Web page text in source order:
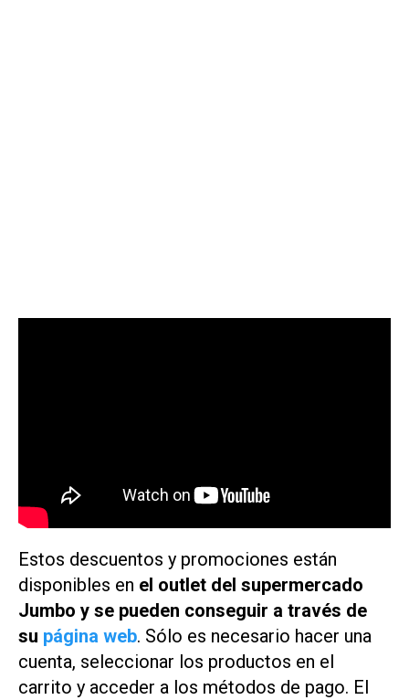
Estos descuentos y promociones están
disponibles en el outlet del supermercado
Jumbo y se pueden conseguir a través de
su página web. Sólo es necesario hacer una
cuenta, seleccionar los productos en el
carrito y acceder a los métodos de pago. El